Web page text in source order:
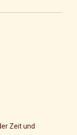
Zeit und